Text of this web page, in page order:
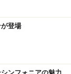
がひとつの落下
ある場合は、そ
します。
登場